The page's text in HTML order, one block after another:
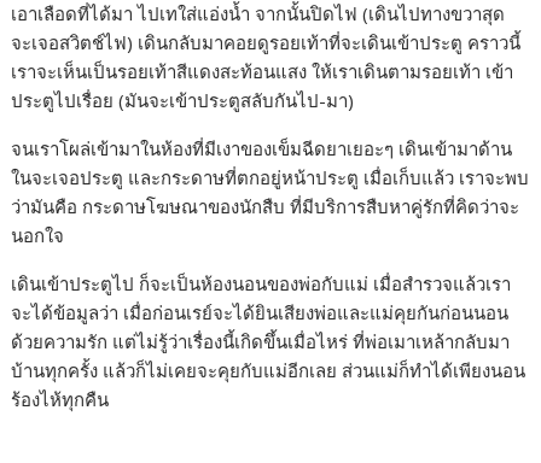
เอาเลือดที่ได้มา ไปเทใส่แอ่งน้ำ จากนั้นปิดไฟ (เดินไปทางขวาสุด
จะเจอสวิตช์ไฟ) เดินกลับมาคอยดูรอยเท้าที่จะเดินเข้าประตู คราวนี้
เราจะเห็นเป็นรอยเท้าสีแดงสะท้อนแสง ให้เราเดินตามรอยเท้า เข้า
ประตูไปเรื่อย (มันจะเข้าประตูสลับกันไป-มา)
จนเราโผล่เข้ามาในห้องที่มีเงาของเข็มฉีดยาเยอะๆ เดินเข้ามาด้าน
ในจะเจอประตู และกระดาษที่ตกอยู่หน้าประตู เมื่อเก็บแล้ว เราจะพบ
ว่ามันคือ กระดาษโฆษณาของนักสืบ ที่มีบริการสืบหาคู่รักที่คิดว่าจะ
นอกใจ
เดินเข้าประตูไป ก็จะเป็นห้องนอนของพ่อกับแม่ เมื่อสำรวจแล้วเรา
จะได้ข้อมูลว่า เมื่อก่อนเรย์จะได้ยินเสียงพ่อและแม่คุยกันก่อนนอน
ด้วยความรัก แต่ไม่รู้ว่าเรื่องนี้เกิดขึ้นเมื่อไหร่ ที่พ่อเมาเหล้ากลับมา
บ้านทุกครั้ง แล้วก็ไม่เคยจะคุยกับแม่อีกเลย ส่วนแม่ก็ทำได้เพียงนอน
ร้องไห้ทุกคืน